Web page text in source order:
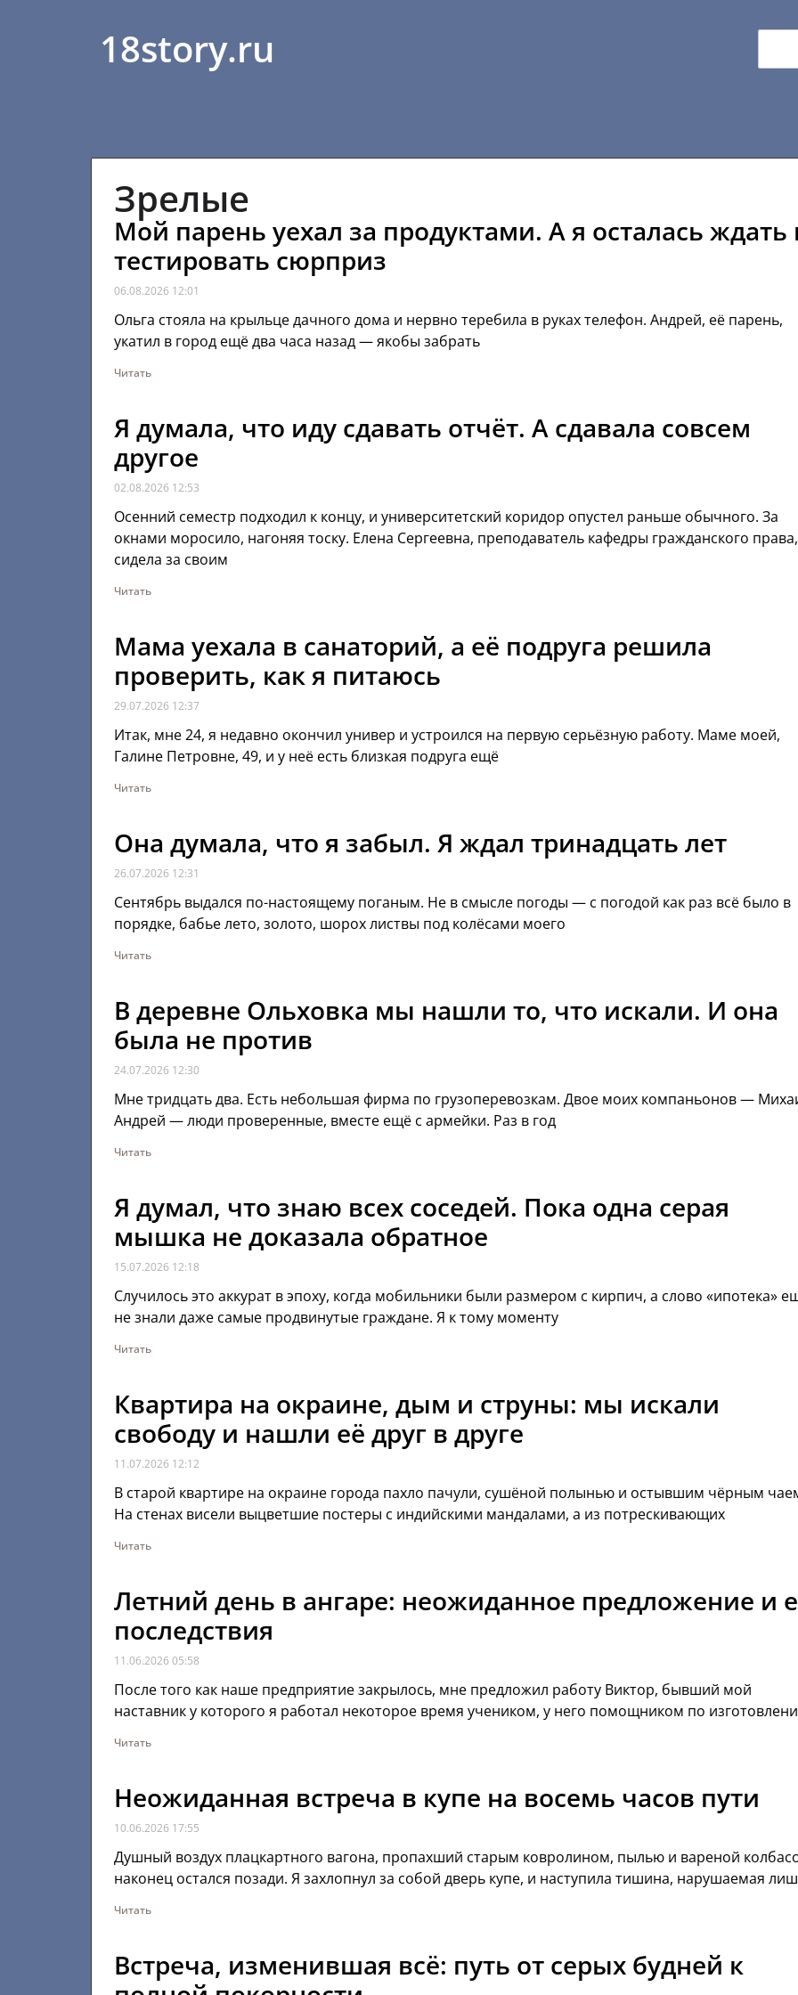
18story.ru
Зрелые
Мой парень уехал за продуктами. А я осталась ждать
тестировать сюрприз
06.08.2026 12:01
Ольга стояла на крыльце дачного дома и нервно теребила в руках телефон. Андрей, её парень,
укатил в город ещё два часа назад — якобы забрать
Читать
Я думала, что иду сдавать отчёт. А сдавала совсем
другое
02.08.2026 12:53
Осенний семестр подходил к концу, и университетский коридор опустел раньше обычного. За
окнами моросило, нагоняя тоску. Елена Сергеевна, преподаватель кафедры гражданского права,
сидела за своим
Читать
Мама уехала в санаторий, а её подруга решила
проверить, как я питаюсь
29.07.2026 12:37
Итак, мне 24, я недавно окончил универ и устроился на первую серьёзную работу. Маме моей,
Галине Петровне, 49, и у неё есть близкая подруга ещё
Читать
Она думала, что я забыл. Я ждал тринадцать лет
26.07.2026 12:31
Сентябрь выдался по-настоящему поганым. Не в смысле погоды — с погодой как раз всё было в
порядке, бабье лето, золото, шорох листвы под колёсами моего
Читать
В деревне Ольховка мы нашли то, что искали. И она
была не против
24.07.2026 12:30
Мне тридцать два. Есть небольшая фирма по грузоперевозкам. Двое моих компаньонов —
Андрей — люди проверенные, вместе ещё с армейки. Раз в год
Читать
Я думал, что знаю всех соседей. Пока одна серая
мышка не доказала обратное
15.07.2026 12:18
Случилось это аккурат в эпоху, когда мобильники были размером с кирпич, а слово «ипотека»
не знали даже самые продвинутые граждане. Я к тому моменту
Читать
Квартира на окраине, дым и струны: мы искали
свободу и нашли её друг в друге
11.07.2026 12:12
В старой квартире на окраине города пахло пачули, сушёной полынью и остывшим чёрным
На стенах висели выцветшие постеры с индийскими мандалами, а из потрескивающих
Читать
Летний день в ангаре: неожиданное предложение и
последствия
11.06.2026 05:58
После того как наше предприятие закрылось, мне предложил работу Виктор, бывший мой
наставник у которого я работал некоторое время учеником, у него помощником по
Читать
Неожиданная встреча в купе на восемь часов пути
10.06.2026 17:55
Душный воздух плацкартного вагона, пропахший старым ковролином, пылью и вареной
наконец остался позади. Я захлопнул за собой дверь купе, и наступила тишина, нарушаемая
Читать
Встреча, изменившая всё: путь от серых будней к